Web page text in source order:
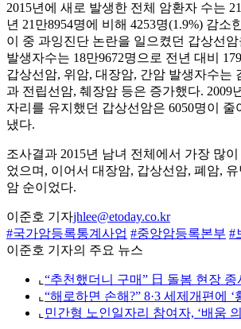
2015년에 새로 발생한 전체 암환자 수는
년 21만8954명에 비해 4253명(1.9%) 감소
이 중 과잉진단 논란을 일으켰던 갑상선
발생자수는 18만9672명으로 전년 대비
갑상선암, 위암, 대장암, 간암 발생자수는
과 전립선암, 췌장암 등은 증가했다. 2009
자리를 유지했던 갑상선암은 6050명이
냈다.
조사결과 2015년 남녀 전체에서 가장 많이
었으며, 이어서 대장암, 갑상선암, 폐암,
암 순이었다.
이준호 기자jhlee@etoday.co.kr
#국가암등록통계사업 #중앙암등록본부 #
이준호 기자의 주요 뉴스
⌞ “추천했더니 구매” 日 돌봄 현장 종
⌞ “해로하면 손해?” 8·3 세제개편에
⌞ 민간형 노인일자리 참여자, ‘배움